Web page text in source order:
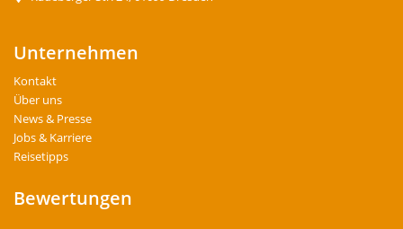
Unternehmen
Kontakt
Über uns
News & Presse
Jobs & Karriere
Reisetipps
Bewertungen